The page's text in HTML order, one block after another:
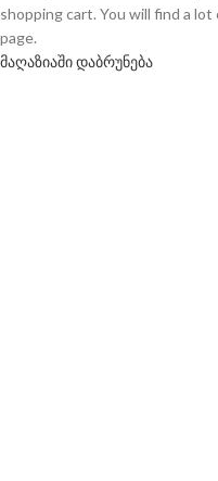
shopping cart. You will find a
page.
მაღაზიაში დაბრუნება